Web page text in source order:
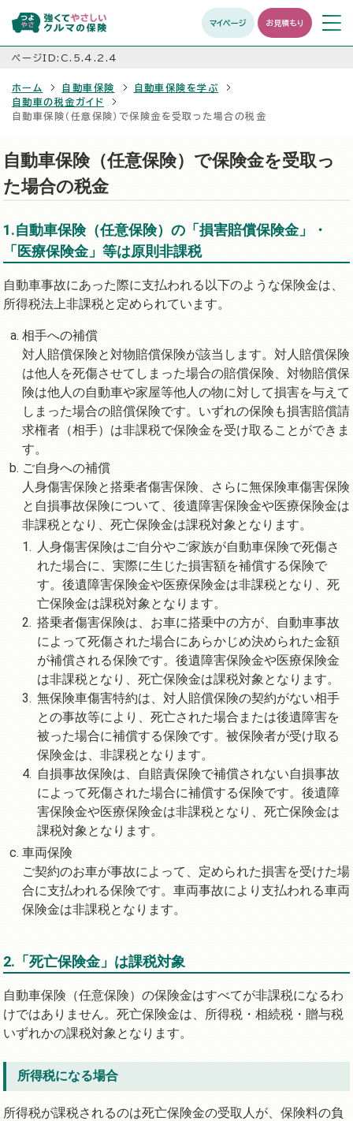
マイページ お見積もり メニュ
開く
ページID:C.5.4.2.4
ホーム 自動車保険
自動車保険を学ぶ
自動車の税金ガイド
自動車保険（任意保険）で保険金を受取った場合の税金
自動車保険（任意保険）で保険金を受取っ
た場合の税金
1.自動車保険（任意保険）の「損害賠償保険金」・
「医療保険金」等は原則非課税
自動車事故にあった際に支払われる以下のような保険金は、
所得税法上非課税と定められています。
相手への補償
対人賠償保険と対物賠償保険が該当します。対人賠償保険
は他人を死傷させてしまった場合の賠償保険、対物賠償保
険は他人の自動車や家屋等他人の物に対して損害を与えて
しまった場合の賠償保険です。いずれの保険も損害賠償請
求権者（相手）は非課税で保険金を受け取ることができま
す。
ご自身への補償
人身傷害保険と搭乗者傷害保険、さらに無保険車傷害保険
と自損事故保険について、後遺障害保険金や医療保険金は
非課税となり、死亡保険金は課税対象となります。
人身傷害保険はご自分やご家族が自動車保険で死傷さ
れた場合に、実際に生じた損害額を補償する保険で
す。後遺障害保険金や医療保険金は非課税となり、死
亡保険金は課税対象となります。
搭乗者傷害保険は、お車に搭乗中の方が、自動車事故
によって死傷された場合にあらかじめ決められた金額
が補償される保険です。後遺障害保険金や医療保険金
は非課税となり、死亡保険金は課税対象となります。
無保険車傷害特約は、対人賠償保険の契約がない相手
との事故等により、死亡された場合または後遺障害を
被った場合に補償する保険です。被保険者が受け取る
保険金は、非課税となります。
自損事故保険は、自賠責保険で補償されない自損事故
によって死傷された場合に補償する保険です。後遺障
害保険金や医療保険金は非課税となり、死亡保険金は
課税対象となります。
車両保険
ご契約のお車が事故によって、定められた損害を受けた場
合に支払われる保険です。車両事故により支払われる車両
保険金は非課税となります。
2.「死亡保険金」は課税対象
自動車保険（任意保険）の保険金はすべてが非課税になるわ
けではありません。死亡保険金は、所得税・相続税・贈与税
いずれかの課税対象となります。
所得税になる場合
所得税が課税されるのは死亡保険金の受取人が、保険料の負